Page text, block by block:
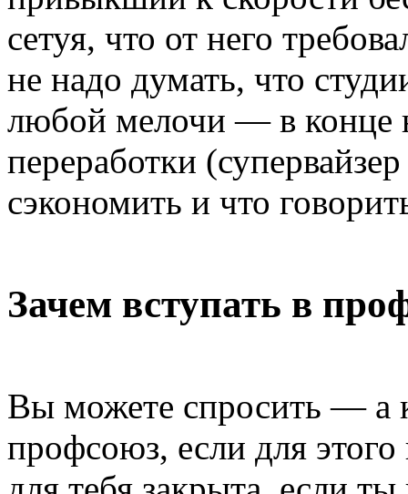
сетуя, что от него
не надо думать, что
любой мелочи — в конце
переработки
сэкономить и что
Зачем вступать в
Вы можете спросить — а
профсоюз, если для